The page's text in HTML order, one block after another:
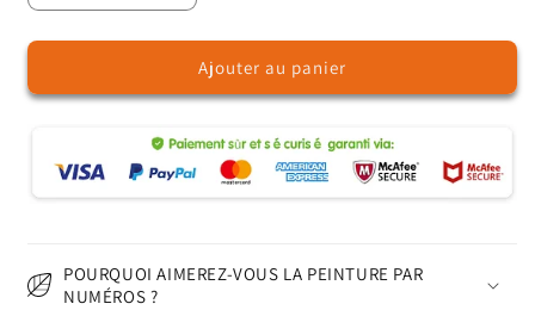
la
quantité
Fille
ciel
–
numéros
la
quantité
Fille
le
ciel
–
numéros
Ajouter au panier
POURQUOI AIMEREZ-VOUS LA PEINTURE PAR
NUMÉROS ?